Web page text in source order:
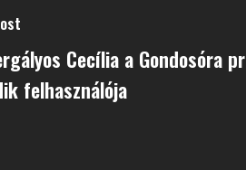
Cecília a Gondosóra
felhasználója